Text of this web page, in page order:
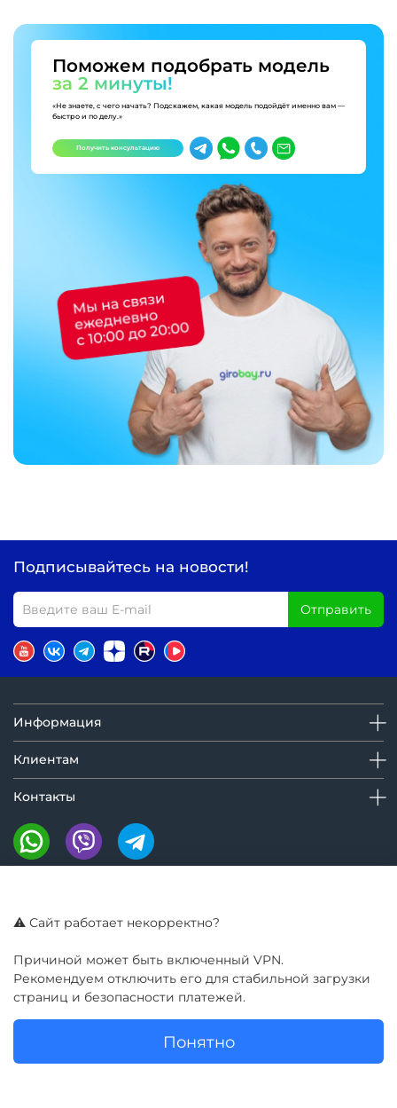
Поможем подобрать модель
за 2 минуты!
«Не знаете, с чего начать? Подскажем, какая модель подойдёт именно вам —
быстро и по делу.»
Получить консультацию
Подписывайтесь на новости!
Отправить
Информация
Клиентам
Контакты
⚠️ Сайт работает некорректно?
Причиной может быть включенный VPN.
Рекомендуем отключить его для стабильной загрузки
страниц и безопасности платежей.
Понятно